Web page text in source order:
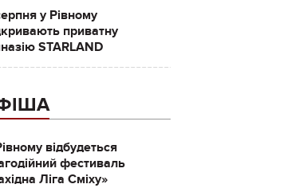
у Рівному
приватну
STARLAND
відбудеться
фестиваль
Ліга Сміху»